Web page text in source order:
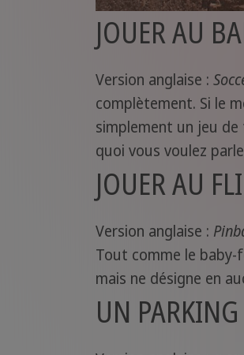
JOUER AU
Version anglaise :
complètement. Si le
simplement un jeu
quoi vous voulez
JOUER AU
Version anglaise :
Tout comme le
mais ne désigne en
UN PARKING